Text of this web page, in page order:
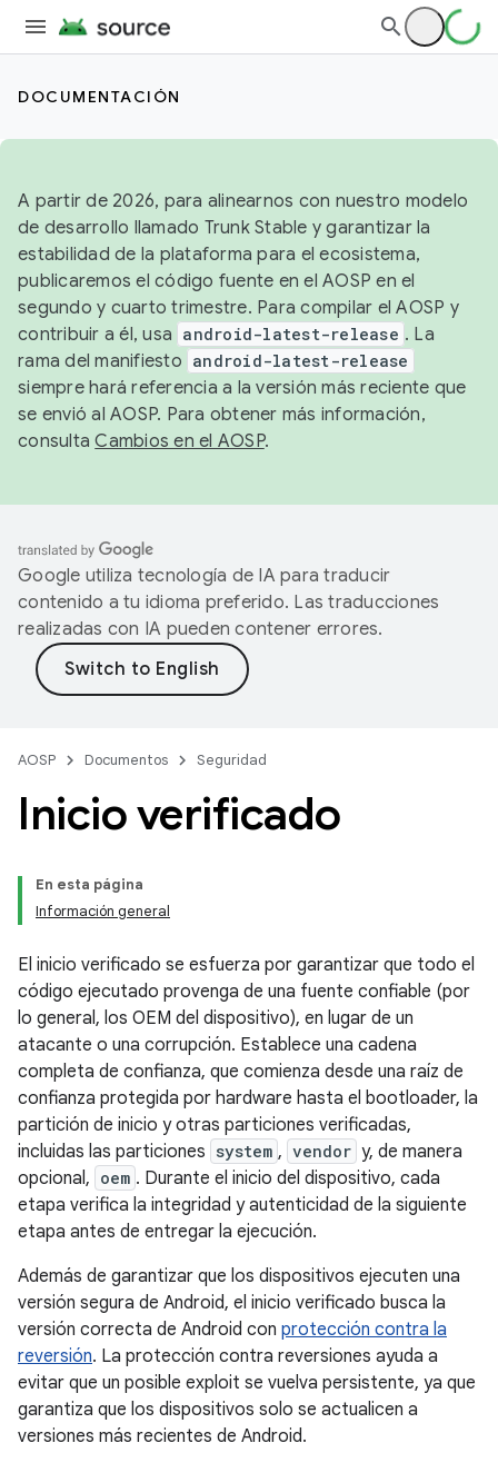
DOCUMENTACIÓN
A partir de 2026, para alinearnos con nuestro modelo
de desarrollo llamado Trunk Stable y garantizar la
estabilidad de la plataforma para el ecosistema,
publicaremos el código fuente en el AOSP en el
segundo y cuarto trimestre. Para compilar el AOSP y
contribuir a él, usa android-latest-release . La
rama del manifiesto android-latest-release
siempre hará referencia a la versión más reciente que
se envió al AOSP. Para obtener más información,
consultaCambios en el AOSP.
Google utiliza tecnología de IA para traducir
contenido a tu idioma preferido. Las traducciones
realizadas con IA pueden contener errores.
AOSP Documentos Seguridad
Inicio verificado
En esta página
Información general
El inicio verificado se esfuerza por garantizar que todo el
código ejecutado provenga de una fuente confiable (por
lo general, los OEM del dispositivo), en lugar de un
atacante o una corrupción. Establece una cadena
completa de confianza, que comienza desde una raíz de
confianza protegida por hardware hasta el bootloader, la
partición de inicio y otras particiones verificadas,
incluidas las particiones system , vendor y, de manera
opcional, oem . Durante el inicio del dispositivo, cada
etapa verifica la integridad y autenticidad de la siguiente
etapa antes de entregar la ejecución.
Además de garantizar que los dispositivos ejecuten una
versión segura de Android, el inicio verificado busca la
versión correcta de Android con protección contra la
reversión. La protección contra reversiones ayuda a
evitar que un posible exploit se vuelva persistente, ya que
garantiza que los dispositivos solo se actualicen a
versiones más recientes de Android.